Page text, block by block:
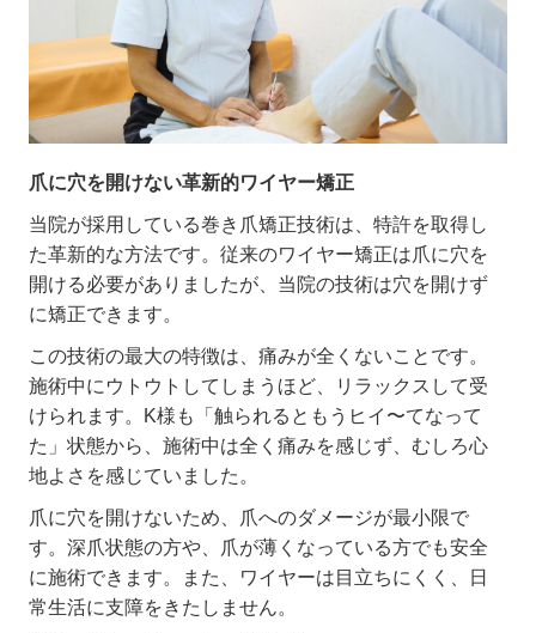
爪に穴を開けない革新的ワイヤー矯正
当院が採用している巻き爪矯正技術は、特許を取得し
た革新的な方法です。従来のワイヤー矯正は爪に穴を
開ける必要がありましたが、当院の技術は穴を開けず
に矯正できます。
この技術の最大の特徴は、痛みが全くないことです。
施術中にウトウトしてしまうほど、リラックスして受
けられます。
K様も「触られるともうヒイ〜てなって
た」状態から、施術中は全く痛みを感じず、むしろ心
地よさを感じていました。
爪に穴を開けないため、爪へのダメージが最小限で
す。深爪状態の方や、爪が薄くなっている方でも安全
に施術できます。また、ワイヤーは目立ちにくく、日
常生活に支障をきたしません。